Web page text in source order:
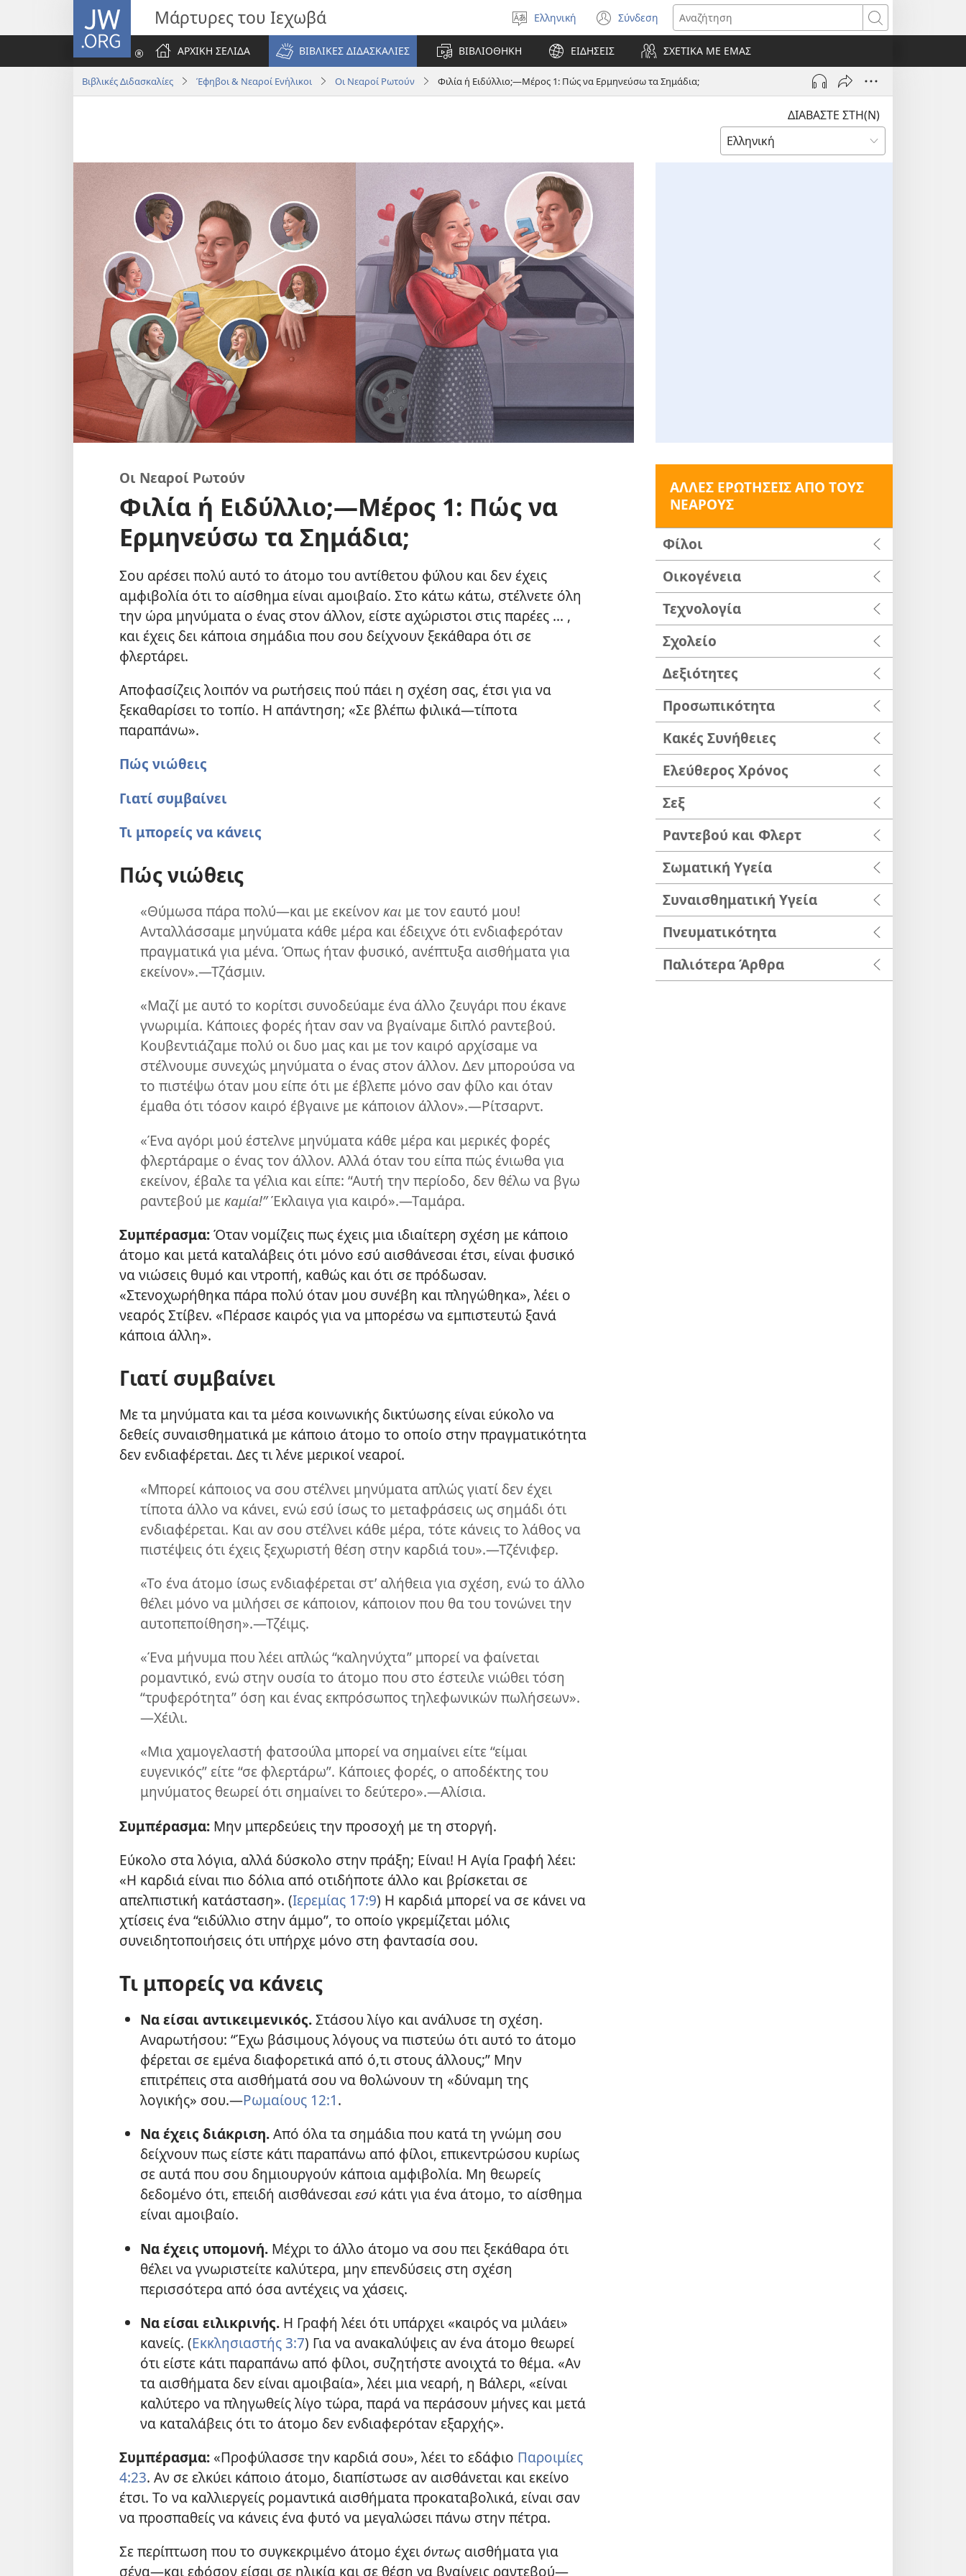
JW.ORG Μάρτυρες του Ιεχωβά
Επιλέξτε
γλώσσα
Ελληνική Σύνδεση
(ανοίγει
νέο
παράθυρο)
Αναζήτηση
ΑΡΧΙΚΗ ΣΕΛΙΔΑ
ΒΙΒΛΙΚΕΣ ΔΙΔΑΣΚΑΛΙΕΣ ΒΙΒΛΙΟΘΗΚΗ ΕΙΔΗΣΕΙΣ ΣΧΕΤΙΚΑ ΜΕ ΕΜΑΣ
Βιβλικές Διδασκαλίες Έφηβοι & Νεαροί Ενήλικοι Οι Νεαροί Ρωτούν Φιλία ή Ειδύλλιο;—Μέρος 1: Πώς να Ερμηνεύσω τα Σημάδια;
ΔΙΑΒΑΣΤΕ ΣΤΗ(Ν)
Οι Νεαροί Ρωτούν
Φιλία ή Ειδύλλιο;—Μέρος 1: Πώς να
Ερμηνεύσω τα Σημάδια;
Σου αρέσει πολύ αυτό το άτομο του αντίθετου φύλου και δεν έχεις
αμφιβολία ότι το αίσθημα είναι αμοιβαίο. Στο κάτω κάτω, στέλνετε όλη
την ώρα μηνύματα ο ένας στον άλλον, είστε αχώριστοι στις παρέες ... ,
και έχεις δει κάποια σημάδια που σου δείχνουν ξεκάθαρα ότι σε
φλερτάρει.
Αποφασίζεις λοιπόν να ρωτήσεις πού πάει η σχέση σας, έτσι για να
ξεκαθαρίσει το τοπίο. Η απάντηση; «Σε βλέπω φιλικά—τίποτα
παραπάνω».
Πώς νιώθεις
Γιατί συμβαίνει
Τι μπορείς να κάνεις
Πώς νιώθεις
«Θύμωσα πάρα πολύ—και με εκείνονκαι με τον εαυτό μου!
Ανταλλάσσαμε μηνύματα κάθε μέρα και έδειχνε ότι ενδιαφερόταν
πραγματικά για μένα. Όπως ήταν φυσικό, ανέπτυξα αισθήματα για
εκείνον».—Τζάσμιν.
«Μαζί με αυτό το κορίτσι συνοδεύαμε ένα άλλο ζευγάρι που έκανε
γνωριμία. Κάποιες φορές ήταν σαν να βγαίναμε διπλό ραντεβού.
Κουβεντιάζαμε πολύ οι δυο μας και με τον καιρό αρχίσαμε να
στέλνουμε συνεχώς μηνύματα ο ένας στον άλλον. Δεν μπορούσα να
το πιστέψω όταν μου είπε ότι με έβλεπε μόνο σαν φίλο και όταν
έμαθα ότι τόσον καιρό έβγαινε με κάποιον άλλον».—Ρίτσαρντ.
«Ένα αγόρι μού έστελνε μηνύματα κάθε μέρα και μερικές φορές
φλερτάραμε ο ένας τον άλλον. Αλλά όταν του είπα πώς ένιωθα για
εκείνον, έβαλε τα γέλια και είπε: “Αυτή την περίοδο, δεν θέλω να βγω
ραντεβού με καμία!”Έκλαιγα για καιρό».—Ταμάρα.
Συμπέρασμα:Όταν νομίζεις πως έχεις μια ιδιαίτερη σχέση με κάποιο
άτομο και μετά καταλάβεις ότι μόνο εσύ αισθάνεσαι έτσι, είναι φυσικό
να νιώσεις θυμό και ντροπή, καθώς και ότι σε πρόδωσαν.
«Στενοχωρήθηκα πάρα πολύ όταν μου συνέβη και πληγώθηκα», λέει ο
νεαρός Στίβεν. «Πέρασε καιρός για να μπορέσω να εμπιστευτώ ξανά
κάποια άλλη».
Γιατί συμβαίνει
Με τα μηνύματα και τα μέσα κοινωνικής δικτύωσης είναι εύκολο να
δεθείς συναισθηματικά με κάποιο άτομο το οποίο στην πραγματικότητα
δεν ενδιαφέρεται. Δες τι λένε μερικοί νεαροί.
«Μπορεί κάποιος να σου στέλνει μηνύματα απλώς γιατί δεν έχει
τίποτα άλλο να κάνει, ενώ εσύ ίσως το μεταφράσεις ως σημάδι ότι
ενδιαφέρεται. Και αν σου στέλνει κάθε μέρα, τότε κάνεις το λάθος να
πιστέψεις ότι έχεις ξεχωριστή θέση στην καρδιά του».—Τζένιφερ.
«Το ένα άτομο ίσως ενδιαφέρεται στ’ αλήθεια για σχέση, ενώ το άλλο
θέλει μόνο να μιλήσει σε κάποιον, κάποιον που θα του τονώνει την
αυτοπεποίθηση».—Τζέιμς.
«Ένα μήνυμα που λέει απλώς “καληνύχτα” μπορεί να φαίνεται
ρομαντικό, ενώ στην ουσία το άτομο που στο έστειλε νιώθει τόση
“τρυφερότητα” όση και ένας εκπρόσωπος τηλεφωνικών πωλήσεων».
—Χέιλι.
«Μια χαμογελαστή φατσούλα μπορεί να σημαίνει είτε “είμαι
ευγενικός” είτε “σε φλερτάρω”. Κάποιες φορές, ο αποδέκτης του
μηνύματος θεωρεί ότι σημαίνει το δεύτερο».—Αλίσια.
Συμπέρασμα: Μην μπερδεύεις την προσοχή με τη στοργή.
Εύκολο στα λόγια, αλλά δύσκολο στην πράξη; Είναι! Η Αγία Γραφή λέει:
«Η καρδιά είναι πιο δόλια από οτιδήποτε άλλο και βρίσκεται σε
απελπιστική κατάσταση». (Ιερεμίας 17:9) Η καρδιά μπορεί να σε κάνει να
χτίσεις ένα “ειδύλλιο στην άμμο”, το οποίο γκρεμίζεται μόλις
συνειδητοποιήσεις ότι υπήρχε μόνο στη φαντασία σου.
Τι μπορείς να κάνεις
Να είσαι αντικειμενικός.Στάσου λίγο και ανάλυσε τη σχέση.
Αναρωτήσου: “Έχω βάσιμους λόγους να πιστεύω ότι αυτό το άτομο
φέρεται σε εμένα διαφορετικά από ό,τι στους άλλους;” Μην
επιτρέπεις στα αισθήματά σου να θολώνουν τη «δύναμη της
λογικής» σου.—Ρωμαίους 12:1.
Να έχεις διάκριση.Από όλα τα σημάδια που κατά τη γνώμη σου
δείχνουν πως είστε κάτι παραπάνω από φίλοι, επικεντρώσου κυρίως
σε αυτά που σου δημιουργούν κάποια αμφιβολία. Μη θεωρείς
δεδομένο ότι, επειδή αισθάνεσαιεσύκάτι για ένα άτομο, το αίσθημα
είναι αμοιβαίο.
Να έχεις υπομονή.Μέχρι το άλλο άτομο να σου πει ξεκάθαρα ότι
θέλει να γνωριστείτε καλύτερα, μην επενδύσεις στη σχέση
περισσότερα από όσα αντέχεις να χάσεις.
Να είσαι ειλικρινής.Η Γραφή λέει ότι υπάρχει «καιρός να μιλάει»
κανείς. (Εκκλησιαστής 3:7) Για να ανακαλύψεις αν ένα άτομο θεωρεί
ότι είστε κάτι παραπάνω από φίλοι, συζητήστε ανοιχτά το θέμα. «Αν
τα αισθήματα δεν είναι αμοιβαία», λέει μια νεαρή, η Βάλερι, «είναι
καλύτερο να πληγωθείς λίγο τώρα, παρά να περάσουν μήνες και μετά
να καταλάβεις ότι το άτομο δεν ενδιαφερόταν εξαρχής».
Συμπέρασμα: «Προφύλασσε την καρδιά σου», λέει το εδάφιο Παροιμίες
4:23. Αν σε ελκύει κάποιο άτομο, διαπίστωσε αν αισθάνεται και εκείνο
έτσι. Το να καλλιεργείς ρομαντικά αισθήματα προκαταβολικά, είναι σαν
να προσπαθείς να κάνεις ένα φυτό να μεγαλώσει πάνω στην πέτρα.
Σε περίπτωση που το συγκεκριμένο άτομο έχει όντως αισθήματα για
σένα—και εφόσον είσαι σε ηλικία και σε θέση να βγαίνεις ραντεβού—
ΑΛΛΕΣ ΕΡΩΤΗΣΕΙΣ ΑΠΟ ΤΟΥΣ
ΝΕΑΡΟΥΣ
Φίλοι
Οικογένεια
Τεχνολογία
Σχολείο
Δεξιότητες
Προσωπικότητα
Κακές Συνήθειες
Ελεύθερος Χρόνος
Σεξ
Ραντεβού και Φλερτ
Σωματική Υγεία
Συναισθηματική Υγεία
Πνευματικότητα
Παλιότερα Άρθρα